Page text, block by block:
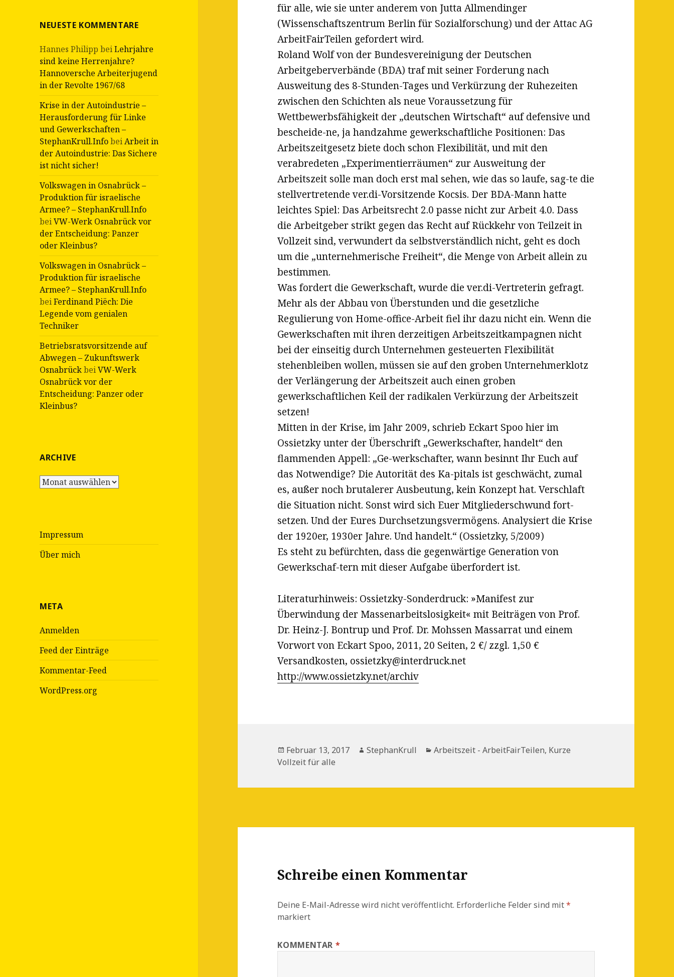
NEUESTE KOMMENTARE
Hannes Philipp beiLehrjahre
sind keine Herrenjahre?
Hannoversche Arbeiterjugend
in der Revolte 1967/68
Krise in der Autoindustrie –
Herausforderung für Linke
und Gewerkschaften –
StephanKrull.InfobeiArbeit in
der Autoindustrie: Das Sichere
ist nicht sicher!
Volkswagen in Osnabrück –
Produktion für israelische
Armee? – StephanKrull.Info
beiVW-Werk Osnabrück vor
der Entscheidung: Panzer
oder Kleinbus?
Volkswagen in Osnabrück –
Produktion für israelische
Armee? – StephanKrull.Info
beiFerdinand Piëch: Die
Legende vom genialen
Techniker
Betriebsratsvorsitzende auf
Abwegen – Zukunftswerk
OsnabrückbeiVW-Werk
Osnabrück vor der
Entscheidung: Panzer oder
Kleinbus?
ARCHIVE
Archive
Impressum
Über mich
META
Anmelden
Feed der Einträge
Kommentar-Feed
WordPress.org
für alle, wie sie unter anderem von Jutta Allmendinger
(Wissenschaftszentrum Berlin für Sozialforschung) und der Attac AG
ArbeitFairTeilen gefordert wird.
Roland Wolf von der Bundesvereinigung der Deutschen
Arbeitgeberverbände (BDA) traf mit seiner Forderung nach
Ausweitung des 8-Stunden-Tages und Verkürzung der Ruhezeiten
zwischen den Schichten als neue Voraussetzung für
Wettbewerbsfähigkeit der „deutschen Wirtschaft“ auf defensive und
bescheide-ne, ja handzahme gewerkschaftliche Positionen: Das
Arbeitszeitgesetz biete doch schon Flexibilität, und mit den
verabredeten „Experimentierräumen“ zur Ausweitung der
Arbeitszeit solle man doch erst mal sehen, wie das so laufe, sag-te die
stellvertretende ver.di-Vorsitzende Kocsis. Der BDA-Mann hatte
leichtes Spiel: Das Arbeitsrecht 2.0 passe nicht zur Arbeit 4.0. Dass
die Arbeitgeber strikt gegen das Recht auf Rückkehr von Teilzeit in
Vollzeit sind, verwundert da selbstverständlich nicht, geht es doch
um die „unternehmerische Freiheit“, die Menge von Arbeit allein zu
bestimmen.
Was fordert die Gewerkschaft, wurde die ver.di-Vertreterin gefragt.
Mehr als der Abbau von Überstunden und die gesetzliche
Regulierung von Home-office-Arbeit fiel ihr dazu nicht ein. Wenn die
Gewerkschaften mit ihren derzeitigen Arbeitszeitkampagnen nicht
bei der einseitig durch Unternehmen gesteuerten Flexibilität
stehenbleiben wollen, müssen sie auf den groben Unternehmerklotz
der Verlängerung der Arbeitszeit auch einen groben
gewerkschaftlichen Keil der radikalen Verkürzung der Arbeitszeit
setzen!
Mitten in der Krise, im Jahr 2009, schrieb Eckart Spoo hier im
Ossietzky unter der Überschrift „Gewerkschafter, handelt“ den
flammenden Appell: „Ge-werkschafter, wann besinnt Ihr Euch auf
das Notwendige? Die Autorität des Ka-pitals ist geschwächt, zumal
es, außer noch brutalerer Ausbeutung, kein Konzept hat. Verschlaft
die Situation nicht. Sonst wird sich Euer Mitgliederschwund fort-
setzen. Und der Eures Durchsetzungsvermögens. Analysiert die Krise
der 1920er, 1930er Jahre. Und handelt.“ (Ossietzky, 5/2009)
Es steht zu befürchten, dass die gegenwärtige Generation von
Gewerkschaf-tern mit dieser Aufgabe überfordert ist.
Literaturhinweis: Ossietzky-Sonderdruck: »Manifest zur
Überwindung der Massenarbeitslosigkeit« mit Beiträgen von Prof.
Dr. Heinz-J. Bontrup und Prof. Dr. Mohssen Massarrat und einem
Vorwort von Eckart Spoo, 2011, 20 Seiten, 2 €/ zzgl. 1,50 €
Versandkosten, ossietzky@interdruck.net
http://www.ossietzky.net/archiv
Veröffentlicht
am
Februar 13, 2017 Autor
StephanKrull Kategorien
Arbeitszeit - ArbeitFairTeilen, Kurze
Vollzeit für alle
Schreibe einen Kommentar
Deine E-Mail-Adresse wird nicht veröffentlicht. Erforderliche Felder sind mit*
markiert
KOMMENTAR *